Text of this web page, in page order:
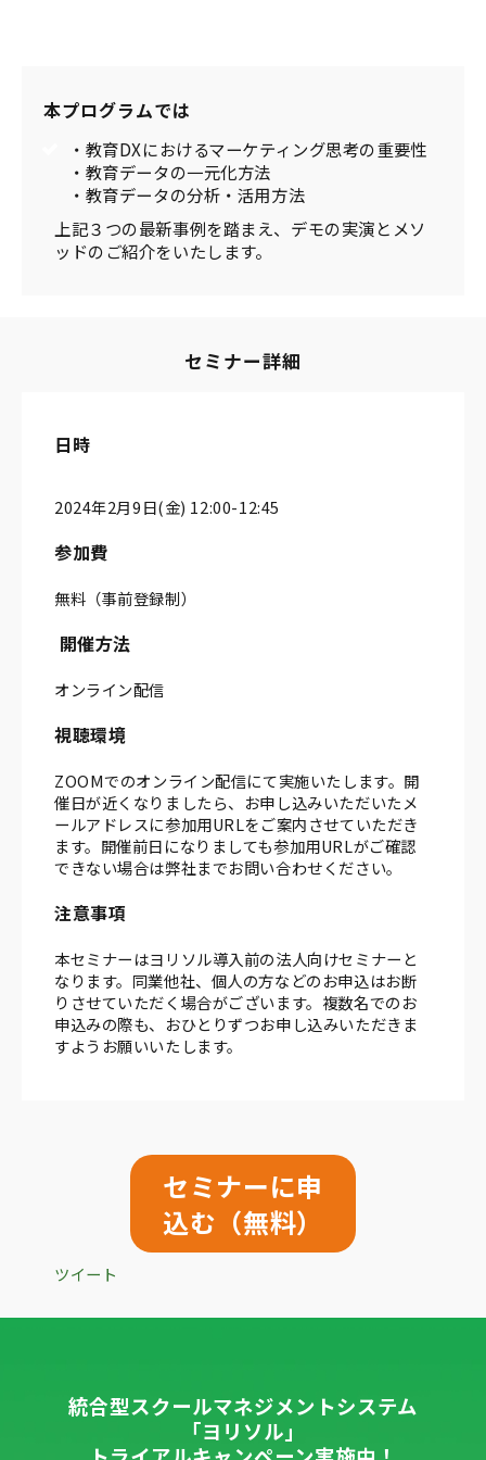
本プログラムでは
・教育DXにおけるマーケティング思考の重要性
・教育データの一元化方法
・教育データの分析・活用方法
上記３つの最新事例を踏まえ、デモの実演とメソ
ッドのご紹介をいたします。
セミナー詳細
日時
2024年2月9日(金) 12:00-12:45
参加費
無料（事前登録制）
開催方法
オンライン配信
視聴環境
ZOOMでのオンライン配信にて実施いたします。開
催日が近くなりましたら、お申し込みいただいたメ
ールアドレスに参加用URLをご案内させていただき
ます。開催前日になりましても参加用URLがご確認
できない場合は弊社までお問い合わせください。
注意事項
本セミナーはヨリソル導入前の法人向けセミナーと
なります。同業他社、個人の方などのお申込はお断
りさせていただく場合がございます。複数名でのお
申込みの際も、おひとりずつお申し込みいただきま
すようお願いいたします。
セミナーに申
込む（無料）
ツイート
統合型スクールマネジメントシステム
「ヨリソル」